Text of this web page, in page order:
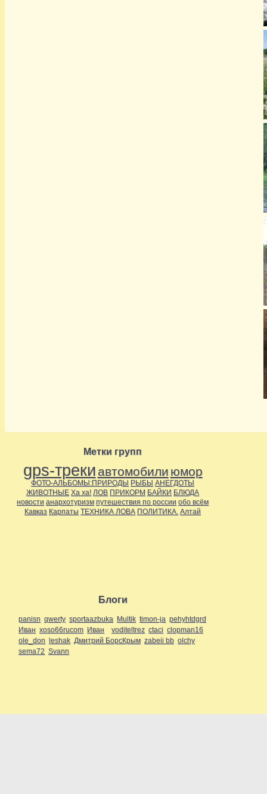
Метки групп
gps-треки автомобили юмор
ФОТО-АЛЬБОМЫ:ПРИРОДЫ РЫБЫ АНЕГДОТЫ
ЖИВОТНЫЕ Ха ха! ЛОВ ПРИКОРМ БАЙКИ БЛЮДА
новости анархотуризм путешествия по россии обо всём
Кавказ Карпаты ТЕХНИКА ЛОВА ПОЛИТИКА. Алтай
Блоги
panisn qwerty sportaazbuka Multik timon-ja pehyhtdgrd
Иван xoso66rucom Иван voditeltrez ctaci clopman16
ole_don leshak Дмитрий БорсКрым zabeii bb olchy
sema72 Svann